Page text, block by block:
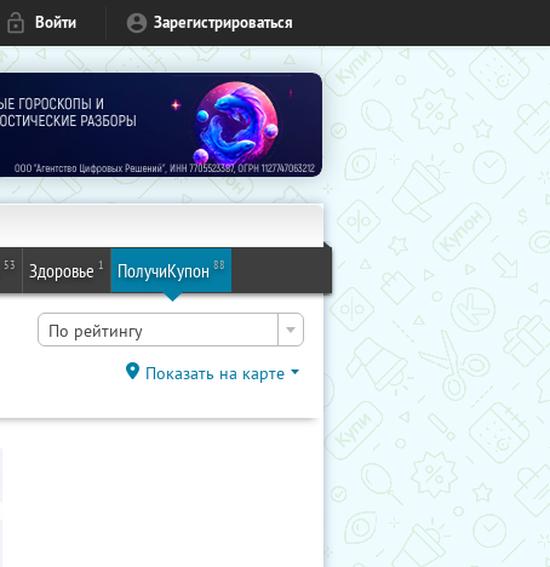
Войти Зарегистрироваться
53 Здоровье 1 ПолучиКупон 88
По рейтингу
Показать на карте